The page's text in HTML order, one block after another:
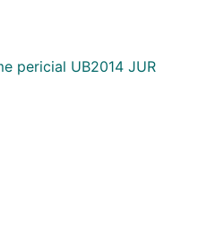
pericial UB2014 JUR